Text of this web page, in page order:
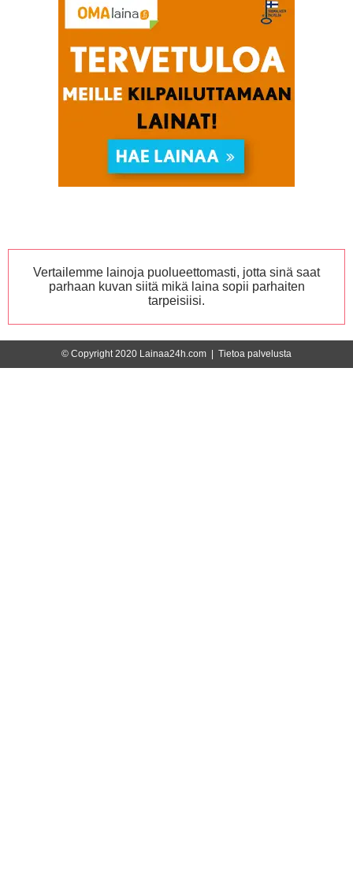
Vertailemme lainoja puolueettomasti, jotta sinä saat
parhaan kuvan siitä mikä laina sopii parhaiten
tarpeisiisi.
© Copyright 2020 Lainaa24h.com | Tietoa palvelusta